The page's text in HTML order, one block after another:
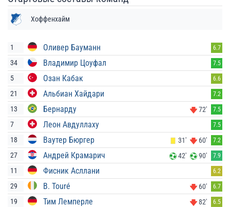
Хоффенхайм
1 Оливер Бауманн 6.7
34 Владимир Цоуфал 7.5
5 Озан Кабак 6.6
21 Альбиан Хайдари 7.2
13 Бернарду 72' 7.5
7 Леон Авдуллаху 7.5
18 Ваутер Бюргер 31' 60' 7.2
27 Андрей Крамарич 42' 90' 7.9
11 Фисник Асллани 6.2
29 B. Touré 60' 6.7
19 Тим Лемперле 82' 6.5